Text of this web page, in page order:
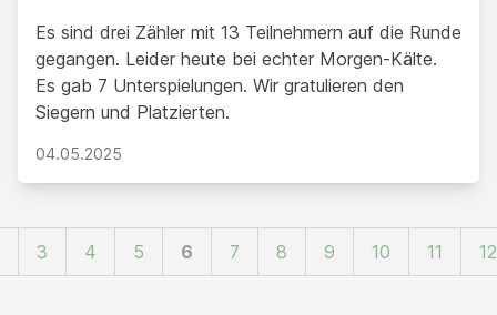
Es sind drei Zähler mit 13 Teilnehmern auf die Runde
gegangen. Leider heute bei echter Morgen-Kälte.
Es gab 7 Unterspielungen. Wir gratulieren den
Siegern und Platzierten.
04.05.2025
3 4 5 6 7 8 9 10 11 12